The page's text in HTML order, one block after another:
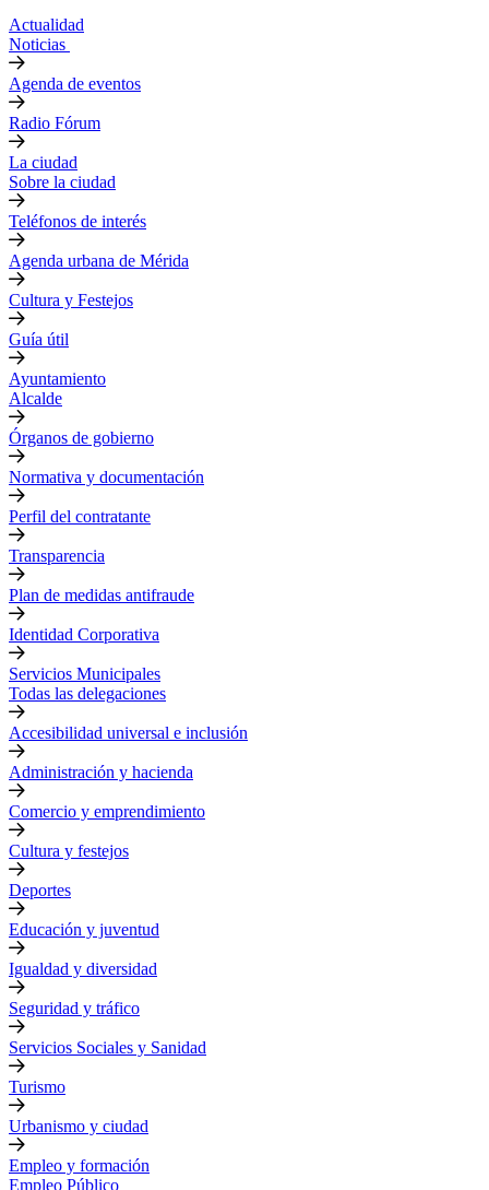
Actualidad
Noticias
Agenda de eventos
Radio Fórum
La ciudad
Sobre la ciudad
Teléfonos de interés
Agenda urbana de Mérida
Cultura y Festejos
Guía útil
Ayuntamiento
Alcalde
Órganos de gobierno
Normativa y documentación
Perfil del contratante
Transparencia
Plan de medidas antifraude
Identidad Corporativa
Servicios Municipales
Todas las delegaciones
Accesibilidad universal e inclusión
Administración y hacienda
Comercio y emprendimiento
Cultura y festejos
Deportes
Educación y juventud
Igualdad y diversidad
Seguridad y tráfico
Servicios Sociales y Sanidad
Turismo
Urbanismo y ciudad
Empleo y formación
Empleo Público